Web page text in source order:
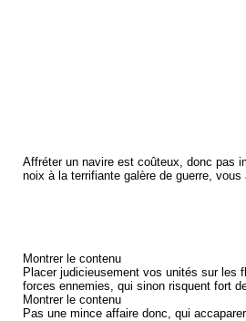
Affréter un navire est coûteux, donc pas
noix à la terrifiante galère de guerre,
Montrer le contenu
Placer judicieusement vos unités sur les
forces ennemies, qui sinon risquent fort
Montrer le contenu
Pas une mince affaire donc, qui